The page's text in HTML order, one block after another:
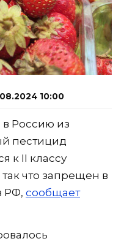
10:00
Россию из
пестицид
к II классу
что запрещен в
РФ, сообщает